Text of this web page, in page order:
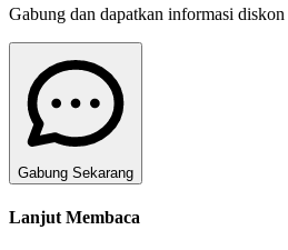
Gabung dan dapatkan informasi
Gabung Sekarang
Lanjut Membaca